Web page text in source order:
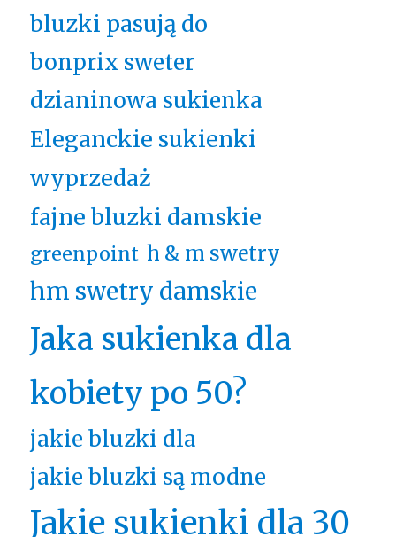
bluzki pasują do
bonprix sweter
dzianinowa sukienka
Eleganckie sukienki
wyprzedaż
fajne bluzki damskie
greenpoint h & m swetry
hm swetry damskie
Jaka sukienka dla
kobiety po 50?
jakie bluzki dla
jakie bluzki są modne
Jakie sukienki dla 30